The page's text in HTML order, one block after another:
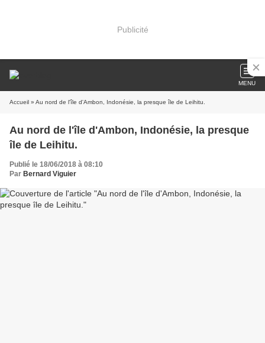
Publicité
MENU
Accueil » Au nord de l'île d'Ambon, Indonésie, la presque île de Leihitu.
Au nord de l'île d'Ambon, Indonésie, la presque
île de Leihitu.
Publié le 18/06/2018 à 08:10
Par Bernard Viguier